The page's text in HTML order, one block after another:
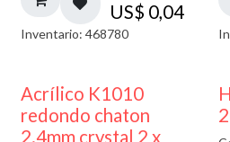
US$ 0,04
Inventario: 468780
Acrílico K1010
redondo chaton
2.4mm crystal 2 x